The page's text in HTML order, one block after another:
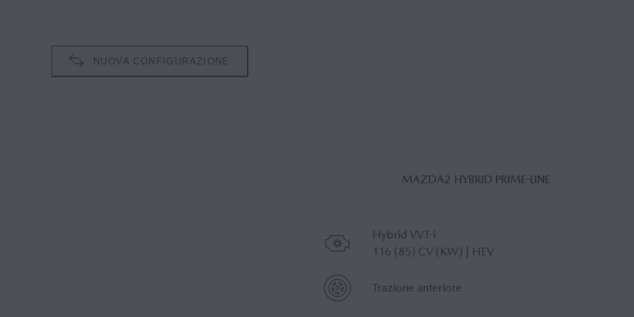
NUOVA CONFIGURAZIONE
MAZDA2 HYBRID PRIME-LINE
Motore
Hybrid VVT-i
116 (85) CV (KW) | HEV
TRAZIONE
Trazione anteriore